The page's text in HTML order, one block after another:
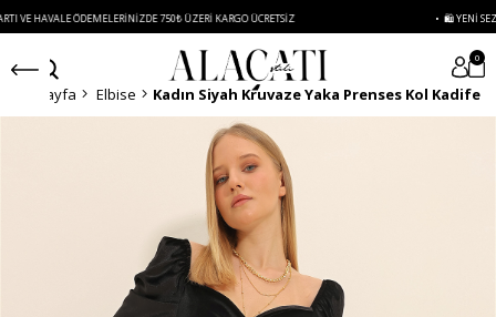
ÖDEMELERINIZDE 750₺ ÜZERI KARGO ÜCRETSIZ • 🛍️ YENI SEZON
0
Anasayfa Elbise